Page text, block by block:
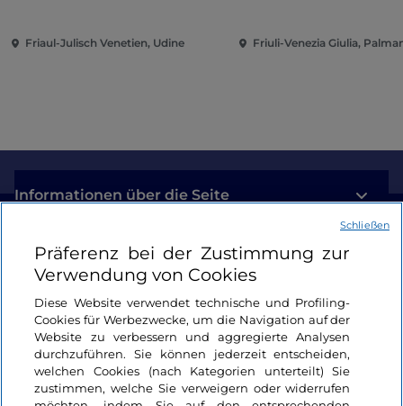
Friaul-Julisch Venetien, Udine Friuli-Venezia Giulia,
Informationen über die Seite
Nützliche Links
Login
Bleiben wir in Kontakt
Präferenz bei der Zustimmung zur
Verwendung von Cookies
Diese Website verwendet technische und Profiling-
Cookies für Werbezwecke, um die Navigation auf der
Website zu verbessern und aggregierte Analysen
durchzuführen. Sie können jederzeit entscheiden,
welchen Cookies (nach Kategorien unterteilt) Sie
zustimmen, welche Sie verweigern oder widerrufen
Schließen